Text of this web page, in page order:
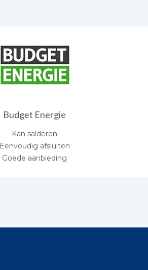
Budget Energie
Kan salderen
Eenvoudig afsluiten
Goede aanbieding